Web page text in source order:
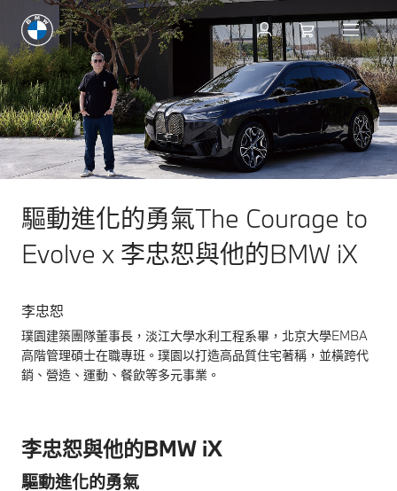
驅動進化的勇氣The Courage to
Evolve x 李忠恕與他的BMW iX
李忠恕
璞園建築團隊董事長，淡江大學水利工程系畢，北京大學EMBA
高階管理碩士在職專班。璞園以打造高品質住宅著稱，並橫跨代
銷、營造、運動、餐飲等多元事業。
李忠恕與他的BMW iX
驅動進化的勇氣